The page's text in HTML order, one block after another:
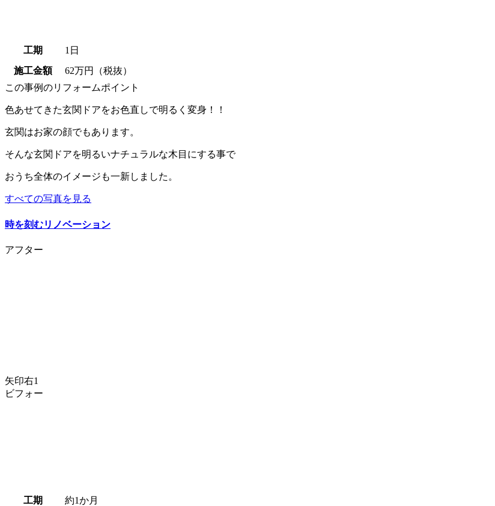
工期
1日
施工金額
62万円（税抜）
この事例のリフォームポイント
色あせてきた玄関ドアをお色直しで明るく変身！！
玄関はお家の顔でもあります。
そんな玄関ドアを明るいナチュラルな木目にする事で
おうち全体のイメージも一新しました。
すべての写真を見る
時を刻むリノベーション
アフター
矢印右1
ビフォー
工期
約1か月